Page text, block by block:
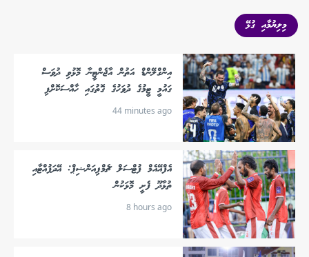
މިލިޔުމާއި ގުޅޭ
އިންގްލޭންޑް އަތުން އާޖެންޓީނާ މޮޅުވި ދުވަސް
ގައުމީ ޓީމުގެ ދުވަހުގެ ގޮތުގައި ހާއްސަކޮށްފި
44 minutes ago
އެފްއޭއެމް ފުޓްސަލް ޗެމްޕިއަންޝިޕް: އޭދަފުއްޓާއި
ތުޅާދޫ ފެށީ މޮޅަކުން
8 hours ago